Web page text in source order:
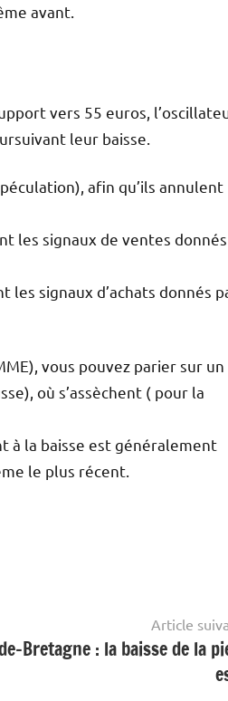
avant.
vers 55 euros,
leur baisse.
afin qu’ils annulent
les signaux de ventes
signaux d’achats donnés
vous pouvez parier sur un
où s’assèchent ( pour la
à la baisse est généralement
le plus récent.
Article
Bretagne : la baisse de la